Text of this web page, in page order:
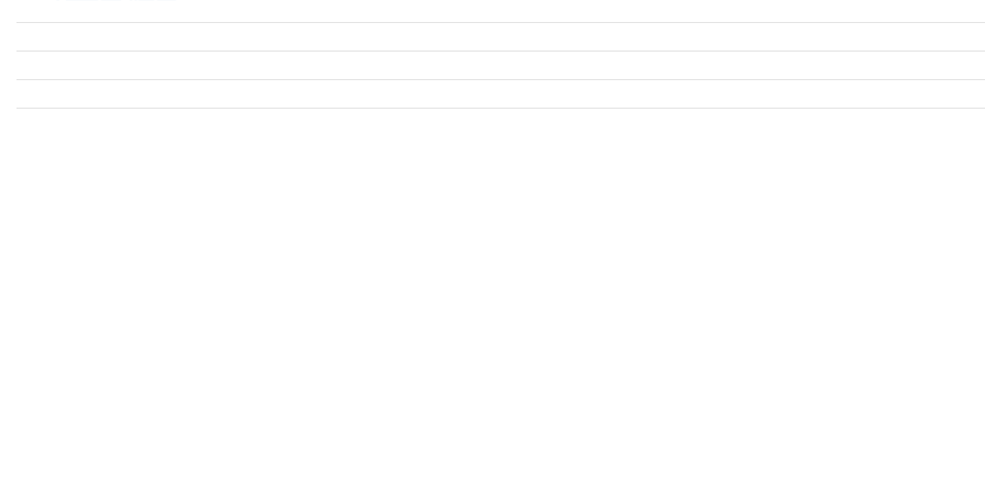
يتمتع المكيف بتصميم قليل الضجيج حيث لا يتسبب في أي ازعاج يؤثر عليك بالسلب نظرا لان مستويات الضجيج لا تتعدي 24 ديسبل بالإضافة الى
بالانتعاش والاستمتاع بأكثر الأجواء بروده